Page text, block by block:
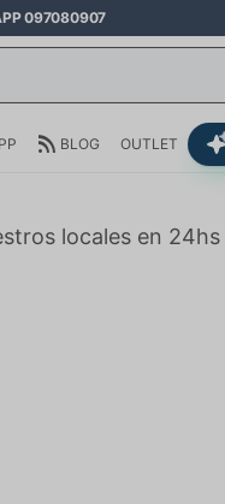
097080907
BLOG OUTLET
locales en 24hs